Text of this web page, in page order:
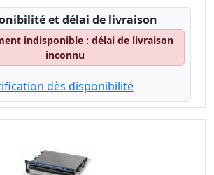
et délai de livraison
indisponible : délai de livraison
inconnu
dès disponibilité